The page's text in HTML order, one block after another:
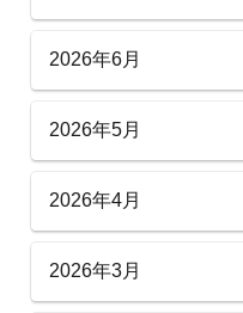
2026年6月
2026年5月
2026年4月
2026年3月